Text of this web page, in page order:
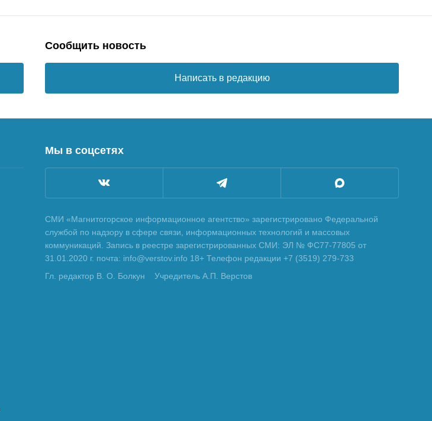
Сообщить новость
Написать в редакцию
Мы в соцсетях
СМИ «Магнитогорское информационное агентство» зарегистрировано Федеральной
службой по надзору в сфере связи, информационных технологий и массовых
коммуникаций. Запись в реестре зарегистрированных СМИ: ЭЛ № ФС77-77805 от
31.01.2020 г. почта: info@verstov.info 18+ Телефон редакции +7 (3519) 279-733
Гл. редактор В. О. Болкун
Учредитель А.П. Верстов